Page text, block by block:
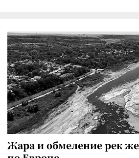
Жара и обмеление рек